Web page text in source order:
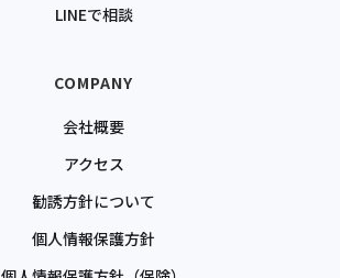
LINEで相談
COMPANY
会社概要
アクセス
勧誘方針について
個人情報保護方針